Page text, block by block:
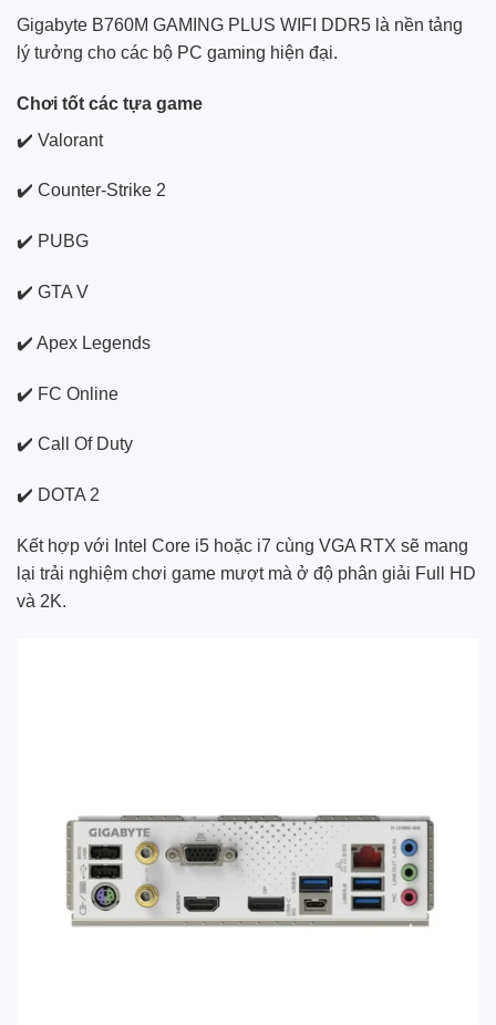
Gigabyte B760M GAMING PLUS WIFI DDR5 là nền tảng
lý tưởng cho các bộ PC gaming hiện đại.
Chơi tốt các tựa game
✔️ Valorant
✔️ Counter-Strike 2
✔️ PUBG
✔️ GTA V
✔️ Apex Legends
✔️ FC Online
✔️ Call Of Duty
✔️ DOTA 2
Kết hợp với Intel Core i5 hoặc i7 cùng VGA RTX sẽ mang
lại trải nghiệm chơi game mượt mà ở độ phân giải Full HD
và 2K.